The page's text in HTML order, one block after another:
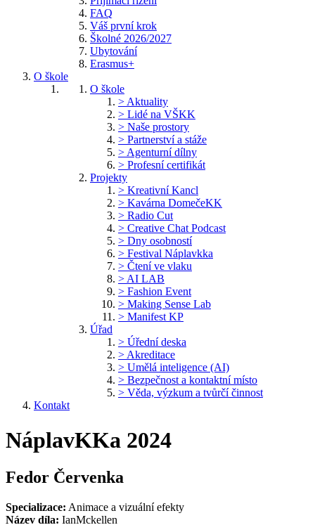
FAQ
Váš první krok
Školné 2026/2027
Ubytování
Erasmus+
O škole
O škole
> Aktuality
> Lidé na VŠKK
> Naše prostory
> Partnerství a stáže
> Agenturní dílny
> Profesní certifikát
Projekty
> Kreativní Kancl
> Kavárna DomečeKK
> Radio Cut
> Creative Chat Podcast
> Dny osobností
> Festival Náplavkka
> Čtení ve vlaku
> AI LAB
> Fashion Event
> Making Sense Lab
> Manifest KP
Úřad
> Úřední deska
> Akreditace
> Umělá inteligence (AI)
> Bezpečnost a kontaktní místo
> Věda, výzkum a tvůrčí činnost
Kontakt
NáplavKKa 2024
Fedor Červenka
Specializace: Animace a vizuální efekty
Název díla: IanMckellen